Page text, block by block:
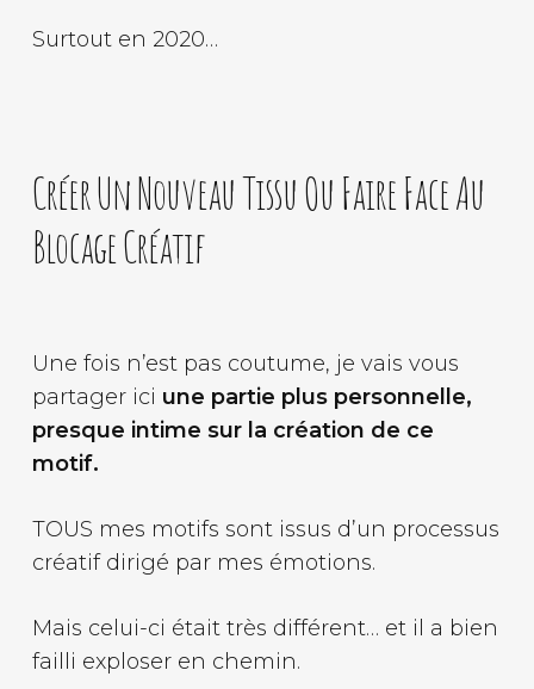
Surtout en 2020…
Créer Un Nouveau Tissu Ou Faire Face Au
Blocage Créatif
Une fois n’est pas coutume, je vais vous
partager ici une partie plus personnelle,
presque intime sur la création de ce
motif.
TOUS mes motifs sont issus d’un processus
créatif dirigé par mes émotions.
Mais celui-ci était très différent… et il a bien
failli exploser en chemin.